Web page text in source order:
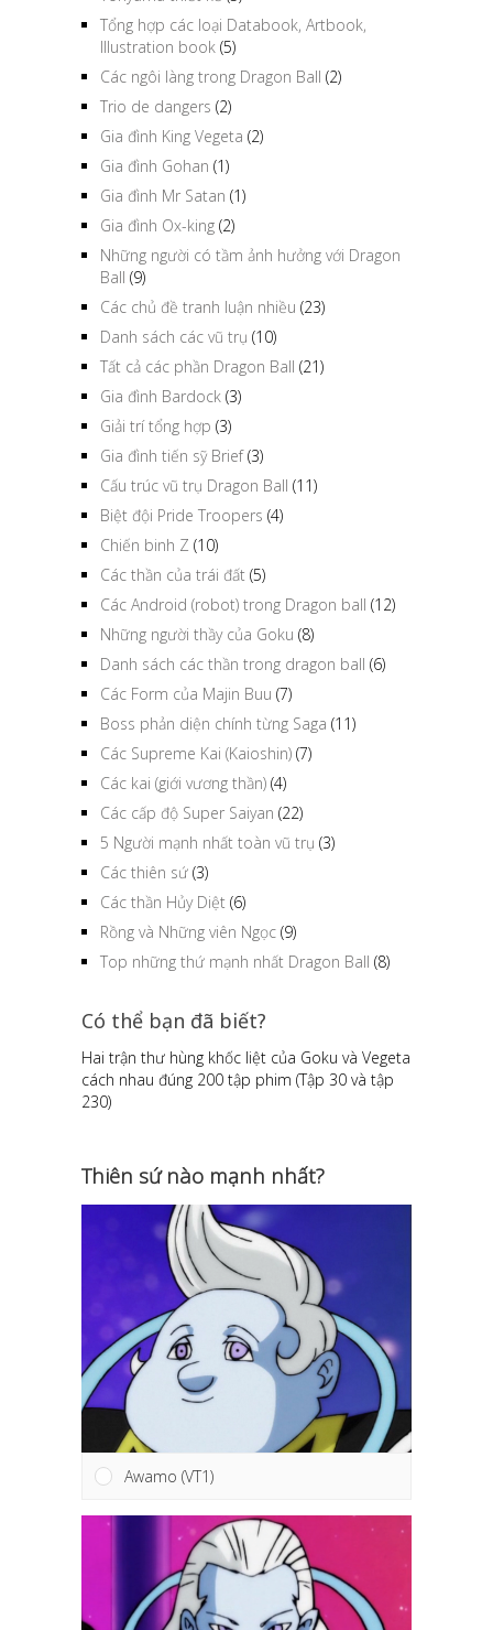
Tổng hợp các loại Databook, Artbook,
Illustration book (5)
Các ngôi làng trong Dragon Ball (2)
Trio de dangers (2)
Gia đình King Vegeta (2)
Gia đình Gohan (1)
Gia đình Mr Satan (1)
Gia đình Ox-king (2)
Những người có tầm ảnh hưởng với Dragon
Ball (9)
Các chủ đề tranh luận nhiều (23)
Danh sách các vũ trụ (10)
Tất cả các phần Dragon Ball (21)
Gia đình Bardock (3)
Giải trí tổng hợp (3)
Gia đình tiến sỹ Brief(3)
Cấu trúc vũ trụ Dragon Ball (11)
Biệt đội Pride Troopers (4)
Chiến binh Z (10)
Các thần của trái đất (5)
Các Android (robot) trong Dragon ball (12)
Những người thầy của Goku (8)
Danh sách các thần trong dragon ball (6)
Các Form của Majin Buu (7)
Boss phản diện chính từng Saga (11)
Các Supreme Kai (Kaioshin) (7)
Các kai (giới vương thần) (4)
Các cấp độ Super Saiyan (22)
5 Người mạnh nhất toàn vũ trụ (3)
Các thiên sứ (3)
Các thần Hủy Diệt (6)
Rồng và Những viên Ngọc (9)
Top những thứ mạnh nhất Dragon Ball (8)
Có thể bạn đã biết?
Hai trận thư hùng khốc liệt của Goku và Vegeta
cách nhau đúng 200 tập phim (Tập 30 và tập
230)
Thiên sứ nào mạnh nhất?
Awamo (VT1)